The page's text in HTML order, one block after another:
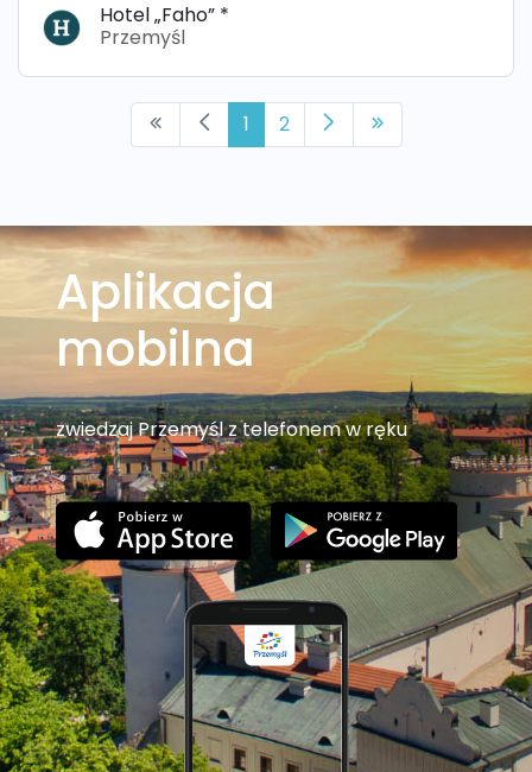
Hotel „Faho” *
Przemyśl
1 2
Aplikacja
mobilna
zwiedzaj Przemyśl z telefonem w ręku